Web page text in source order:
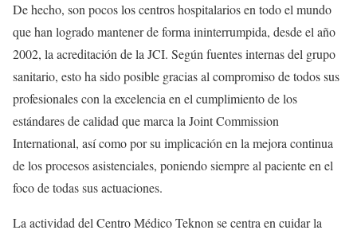
De hecho, son pocos los centros hospitalarios en todo el mundo
que han logrado mantener de forma ininterrumpida, desde el año
2002, la acreditación de la JCI. Según fuentes internas del grupo
sanitario, esto ha sido posible gracias al compromiso de todos sus
profesionales con la excelencia en el cumplimiento de los
estándares de calidad que marca la Joint Commission
International, así como por su implicación en la mejora continua
de los procesos asistenciales, poniendo siempre al paciente en el
foco de todas sus actuaciones.
La actividad del Centro Médico Teknon se centra en cuidar la